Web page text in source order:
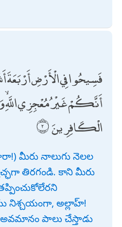
فَسِيحُوا فِي الْأَرْضِ
أَنَّكُمْ غَيْرُ مُعْجِزِي اللَّهِ
الْكَافِرِينَ
మీరు నాలుగు నెలల
తిరగండి. కాని మీరు
నిశ్చయంగా, అల్లాహ్!
పాలు చేస్తాడు